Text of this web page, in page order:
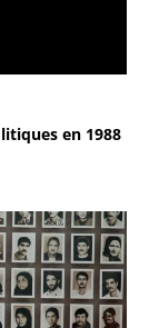
en 1988